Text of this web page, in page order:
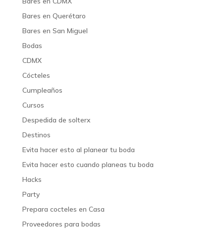
Bares en Querétaro
Bares en San Miguel
Bodas
CDMX
Cócteles
Cumpleaños
Cursos
Despedida de solterx
Destinos
Evita hacer esto al planear tu boda
Evita hacer esto cuando planeas tu boda
Hacks
Party
Prepara cocteles en Casa
Proveedores para bodas